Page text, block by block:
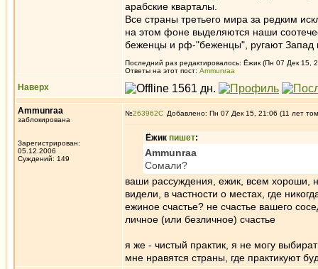
арабские кварталы.
Все страны третьего мира за редким
на этом фоне выделяются наши
беженцы и рф-"беженцы", ругают Запад
Последний раз редактировалось: Ёжик (Пн 07 Дек 15,
Ответы на этот пост: Ammunraa
Наверх
Ammunraa
заблокирована
Зарегистрирован:
05.12.2006
Суждений: 149
№263962 Добавлено: Пн 07 Дек 15, 21:06 (11 лет
Ёжик пишет:
Ammunraa
Сомали?
ваши рассуждения, ежик, всем хороши,
видели, в частности о местах, где
ежиное счастье? не счастье вашего
личное (или безличное) счастье
я же - чистый практик, я не могу
мне нравятся страны, где практикуют